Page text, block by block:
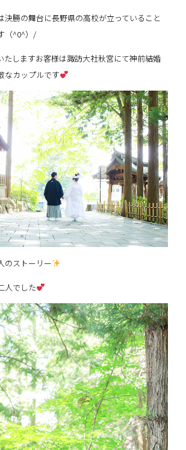
決勝の舞台に長野県の高校が立っていること
（^0^）/
たしますお客様は諏訪大社秋宮にて神前結婚
なカップルです
のストーリー
人でした